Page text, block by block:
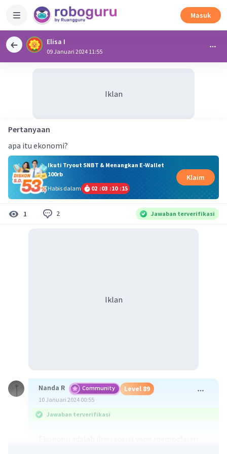
Masuk
Elisa I
09 Januari 2024 11:55
Iklan
Pertanyaan
apa itu ekonomi?
Ikuti Tryout SNBT & Menangkan E-Wallet
100rb
Habis dalam
02 :03 :10 :15
Klaim
1 2 Jawaban terverifikasi
Iklan
Nanda R Community Level 89
10 Januari 2024 00:55
Jawaban terverifikasi